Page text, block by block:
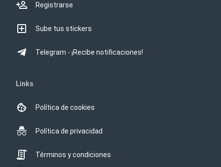
Registrarse
Sube tus stickers
Telegram - ¡Recibe notificaciones!
Links
Política de cookies
Política de privacidad
Términos y condiciones